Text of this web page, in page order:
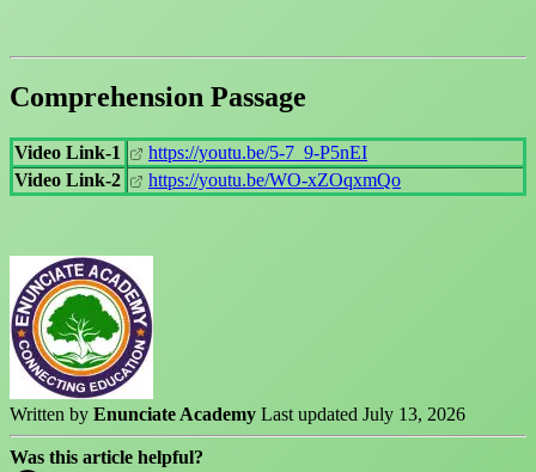
Comprehension Passage
Video Link-1
https://youtu.be/5-7_9-P5nEI
Video Link-2
https://youtu.be/WO-xZOqxmQo
Written by Enunciate Academy Last updated July 13, 2026
Was this article helpful?